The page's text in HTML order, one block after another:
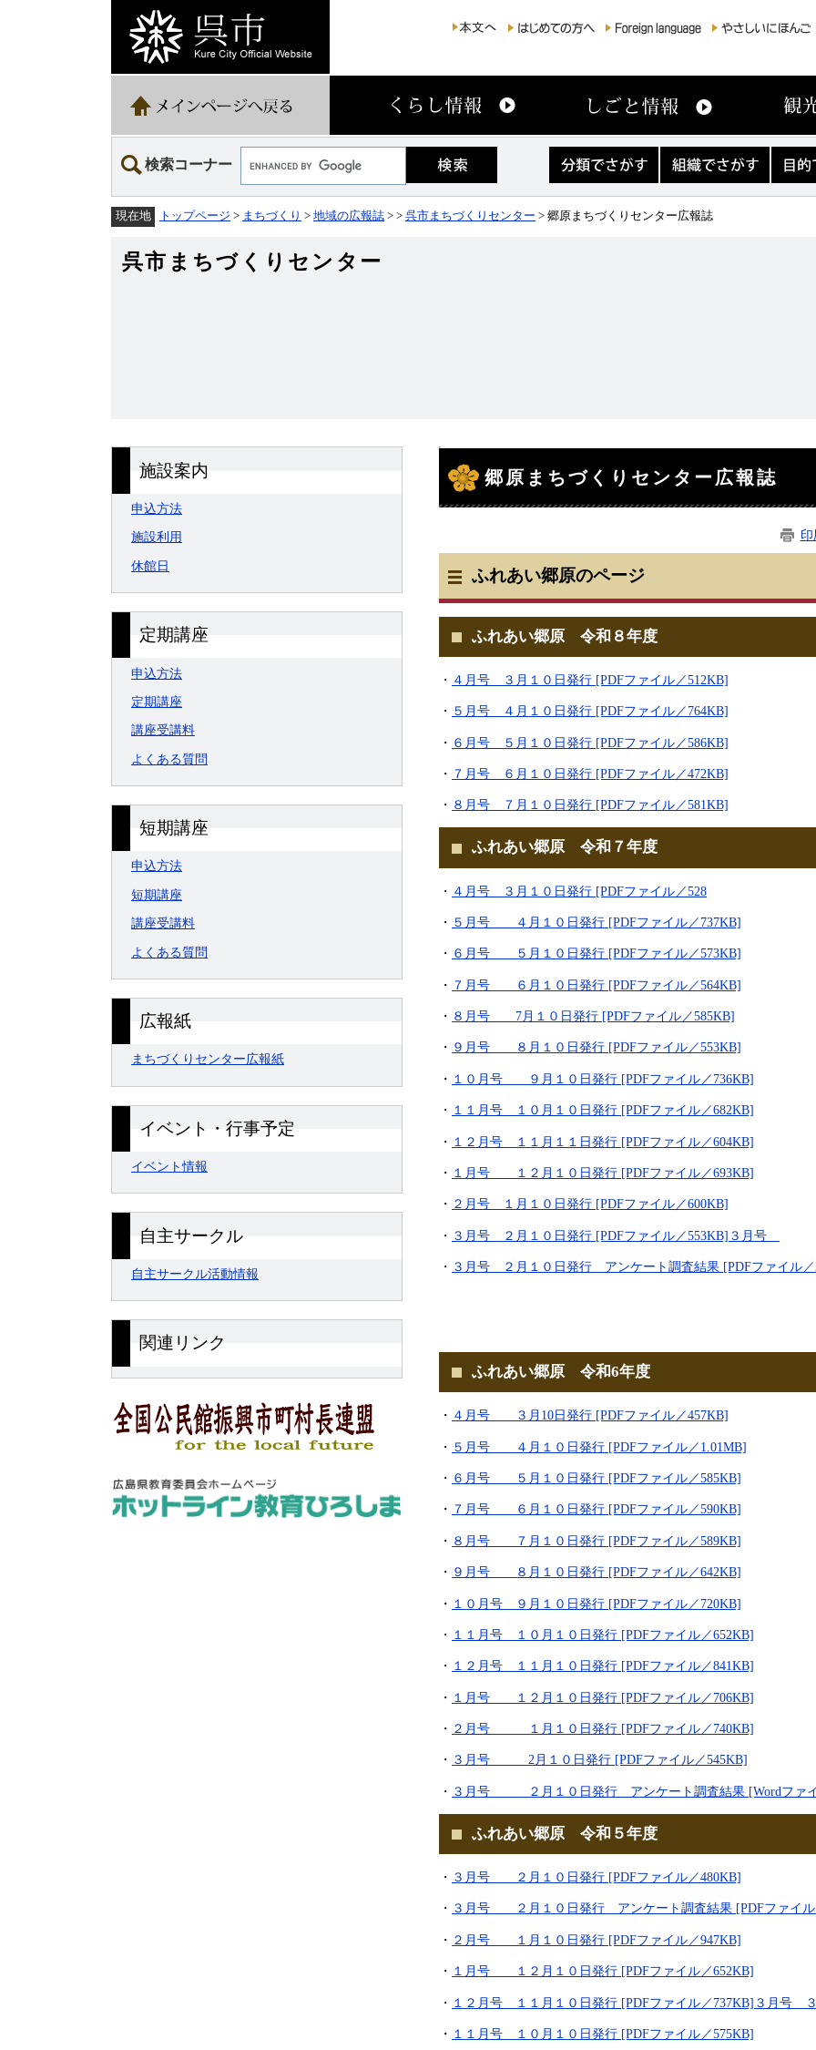
検索コーナー
カ
ス
ム
索
さ
が
織
が
現在地 トップページ > まちづくり > 地域の広報誌 > > 呉市まちづくりセンター > 郷原まちづくりセンター広報誌
呉市まちづくりセンター
施設案内
申込方法
施設利用
休館日
定期講座
申込方法
定期講座
講座受講料
よくある質問
短期講座
申込方法
短期講座
講座受講料
よくある質問
広報紙
まちづくりセンター広報紙
イベント・行事予定
イベント情報
自主サークル
自主サークル活動情報
関連リンク
文
郷原まちづくりセンター広報誌
ふれあい郷原のページ
ふれあい郷原 令和８年度
・ ４月号 ３月１０日発行 [PDFファイル／512KB]
・ ５月号 ４月１０日発行 [PDFファイル／764KB]
・ ６月号 ５月１０日発行 [PDFファイル／586KB]
・ ７月号 ６月１０日発行 [PDFファイル／472KB]
・ ８月号 ７月１０日発行 [PDFファイル／581KB]
ふれあい郷原 令和７年度
・ ４月号 ３月１０日発行 [PDFファイル／528
・ ５月号 ４月１０日発行 [PDFファイル／737KB]
・ ６月号 ５月１０日発行 [PDFファイル／573KB]
・ ７月号 ６月１０日発行 [PDFファイル／564KB]
・ ８月号 7月１０日発行 [PDFファイル／585KB]
・ ９月号 ８月１０日発行 [PDFファイル／553KB]
・ １０月号 ９月１０日発行 [PDFファイル／736KB]
・ １１月号 １０月１０日発行 [PDFファイル／682KB]
・ １２月号 １１月１１日発行 [PDFファイル／604KB]
・ １月号 １２月１０日発行 [PDFファイル／693KB]
・ ２月号 １月１０日発行 [PDFファイル／600KB]
・ ３月号 ２月１０日発行 [PDFファイル／553KB] ３月号
・ ３月号 ２月１０日発行 アンケート調査結果 [PDFファイル／
ふれあい郷原 令和6年度
・ ４月号 ３月10日発行 [PDFファイル／457KB]
・ ５月号 ４月１０日発行 [PDFファイル／1.01MB]
・ ６月号 ５月１０日発行 [PDFファイル／585KB]
・ ７月号 ６月１０日発行 [PDFファイル／590KB]
・ ８月号 ７月１０日発行 [PDFファイル／589KB]
・ ９月号 ８月１０日発行 [PDFファイル／642KB]
・ １０月号 ９月１０日発行 [PDFファイル／720KB]
・ １１月号 １０月１０日発行 [PDFファイル／652KB]
・ １２月号 １１月１０日発行 [PDFファイル／841KB]
・ １月号 １２月１０日発行 [PDFファイル／706KB]
・ ２月号 １月１０日発行 [PDFファイル／740KB]
・ ３月号 2月１０日発行 [PDFファイル／545KB]
・ ３月号 ２月１０日発行 アンケート調査結果 [Wordファイ
ふれあい郷原 令和５年度
・ ３月号 ２月１０日発行 [PDFファイル／480KB]
・ ３月号 ２月１０日発行 アンケート調査結果 [PDFファイル
・ ２月号 １月１０日発行 [PDFファイル／947KB]
・ １月号 １２月１０日発行 [PDFファイル／652KB]
・ １２月号 １１月１０日発行 [PDFファイル／737KB] ３月号 ３
・ １１月号 １０月１０日発行 [PDFファイル／575KB]